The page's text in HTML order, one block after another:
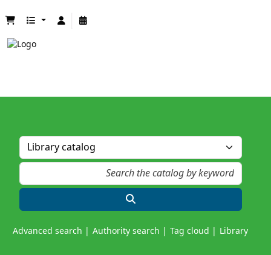
Advanced search Authority search Tag cloud Library